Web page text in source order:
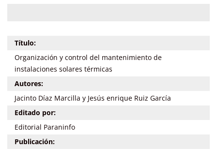
Título:
Organización y control del mantenimiento de
instalaciones solares térmicas
Autores:
Jacinto Díaz Marcilla y Jesús enrique Ruiz García
Editado por:
Editorial Paraninfo
Publicación: